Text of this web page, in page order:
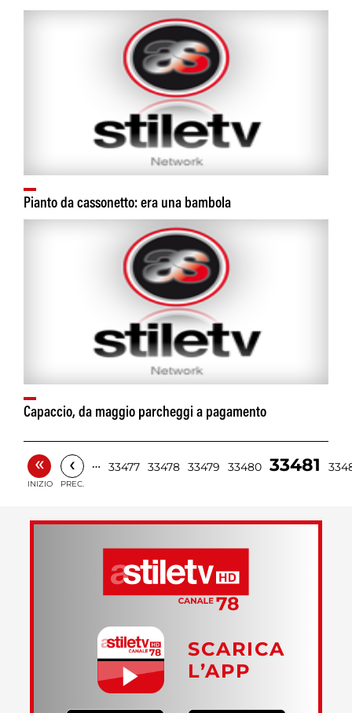
Pianto da cassonetto: era una bambola
Capaccio, da maggio parcheggi a pagamento
«
INIZIO
‹
PREC.
… 33477 33478 33479 33480 33481
SCARICA
L’APP